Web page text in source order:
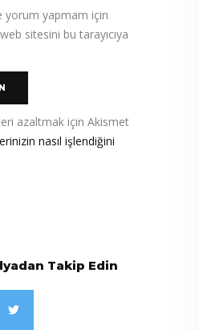
yorum yapmam için
sitesini bu tarayıcıya
azaltmak için Akismet
nasıl işlendiğini
Takip Edin